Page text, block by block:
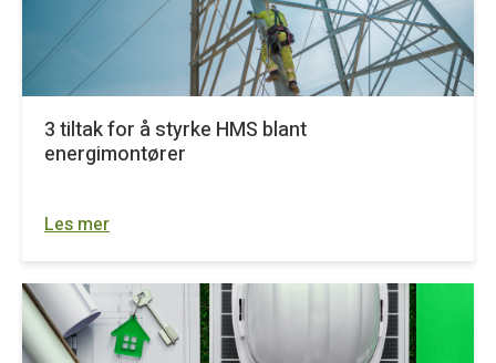
3 tiltak for å styrke HMS blant
energimontører
Les mer